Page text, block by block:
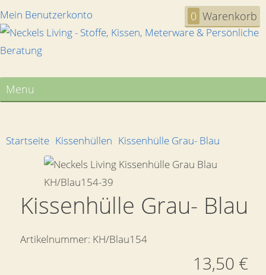
Mein Benutzerkonto 0 Warenkorb
Menu
Startseite Kissenhüllen Kissenhülle Grau- Blau
Kissenhülle Grau- Blau
Artikelnummer: KH/Blau154
13,50 €